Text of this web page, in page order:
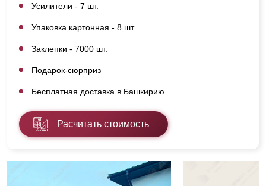
Усилители - 7 шт.
Упаковка картонная - 8 шт.
Заклепки - 7000 шт.
Подарок-сюрприз
Бесплатная доставка в Башкирию
Расчитать стоимость